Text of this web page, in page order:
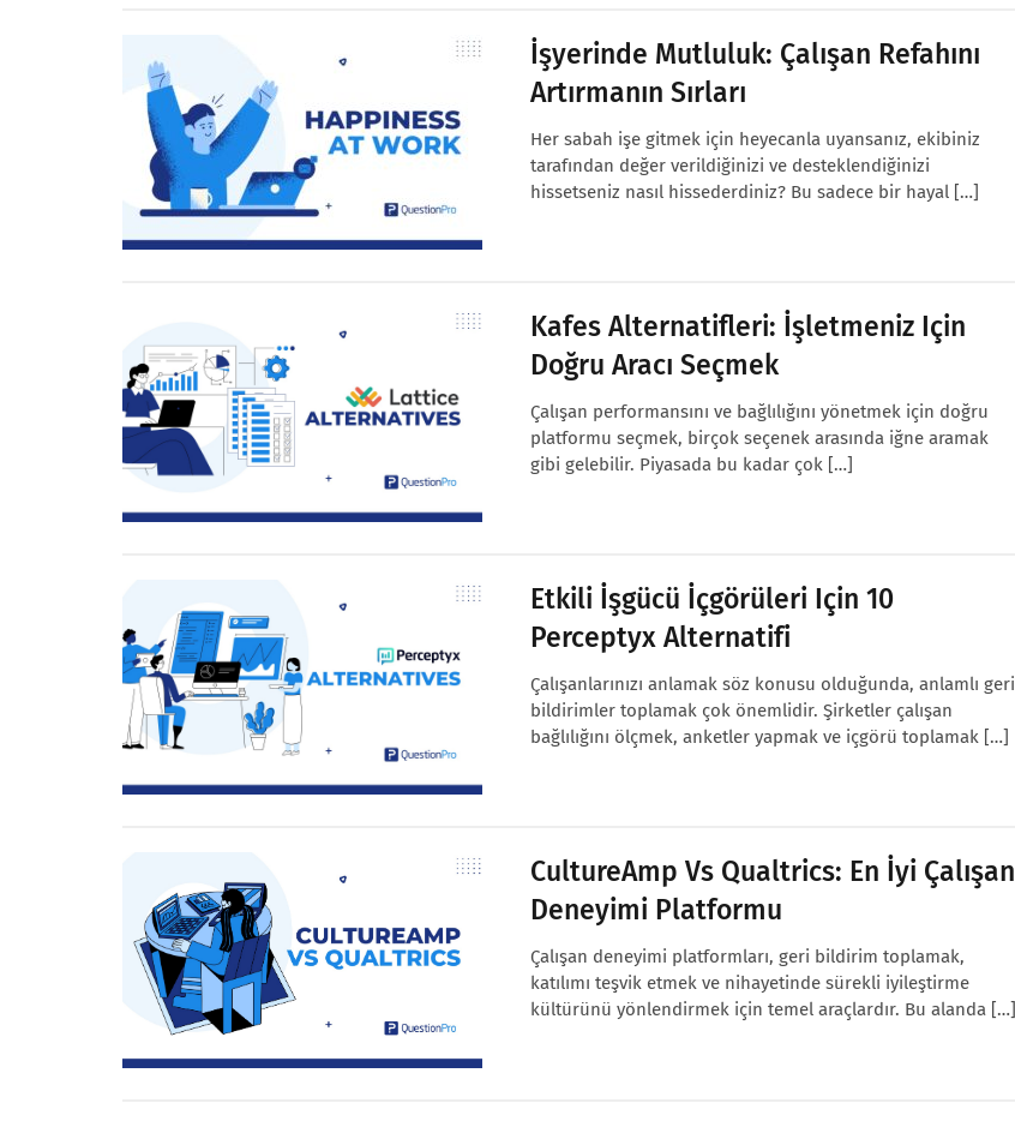
İşyerinde Mutluluk: Çalışan Refahını
Artırmanın Sırları
Her sabah işe gitmek için heyecanla uyansanız, ekibiniz
tarafından değer verildiğinizi ve desteklendiğinizi
hissetseniz nasıl hissederdiniz? Bu sadece bir hayal […]
Kafes Alternatifleri: İşletmeniz Için
Doğru Aracı Seçmek
Çalışan performansını ve bağlılığını yönetmek için doğru
platformu seçmek, birçok seçenek arasında iğne aramak
gibi gelebilir. Piyasada bu kadar çok […]
Etkili İşgücü İçgörüleri Için 10
Perceptyx Alternatifi
Çalışanlarınızı anlamak söz konusu olduğunda, anlamlı geri
bildirimler toplamak çok önemlidir. Şirketler çalışan
bağlılığını ölçmek, anketler yapmak ve içgörü toplamak […]
CultureAmp Vs Qualtrics: En İyi Çalışan
Deneyimi Platformu
Çalışan deneyimi platformları, geri bildirim toplamak,
katılımı teşvik etmek ve nihayetinde sürekli iyileştirme
kültürünü yönlendirmek için temel araçlardır. Bu alanda […]